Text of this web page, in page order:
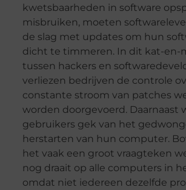
kwetsbaarheden in software
misbruiken, moeten
de slag met updates om hun
dicht te timmeren. In dit kat-en-
tussen hackers en
verliezen bedrijven de controle
constante stroom van patches
worden doorgevoerd. Daarnaast
gebruikers gek van het
herstarten van hun computer.
het vaak een groot vraagteken
nog draait op alle computers in
omdat niet iedereen dezelfde